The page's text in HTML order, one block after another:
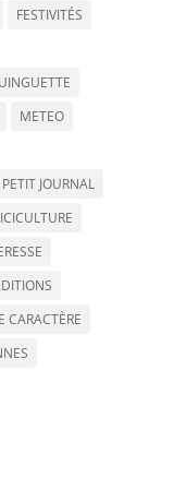
FESTIVITÉS
METEO
PETIT JOURNAL
CARACTÈRE